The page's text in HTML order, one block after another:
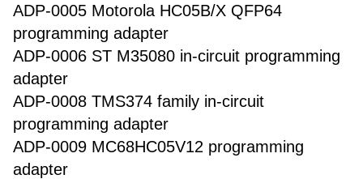
ADP-0005 Motorola HC05B/X QFP64
programming adapter
ADP-0006 ST M35080 in-circuit programming
adapter
ADP-0008 TMS374 family in-circuit
programming adapter
ADP-0009 MC68HC05V12 programming
adapter